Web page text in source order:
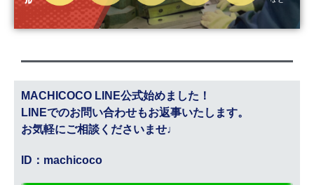
MACHICOCO LINE公式始めました！
LINEでのお問い合わせもお返事いたします。
お気軽にご相談くださいませ♩
ID：machicoco